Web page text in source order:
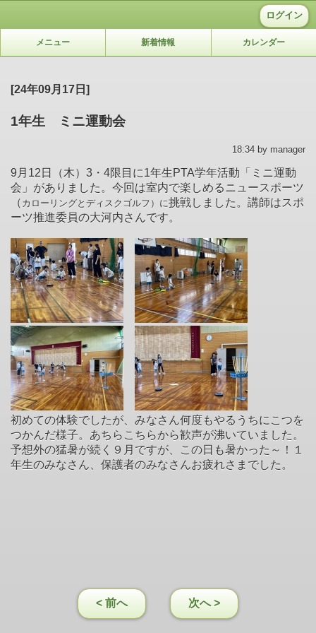
ログイン
メニュー 新着情報 カレンダー
[24年09月17日]
1年生 ミニ運動会
18:34 by manager
9月12日（木）3・4限目に1年生PTA学年活動「ミニ運動
会」がありました。今回は室内で楽しめるニュースポーツ
（ カローリングとディスクゴルフ）に挑戦しました。講師はスポ
ーツ推進委員の大河内さんです。
初めての体験でしたが、みなさん何度もやるうちにこつを
つかんだ様子。あちらこちらから歓声が沸いていました。
予想外の猛暑が続く９月ですが、この日も暑かった～！１
年生のみなさん、保護者のみなさんお疲れさまでした。
< 前へ 次へ >